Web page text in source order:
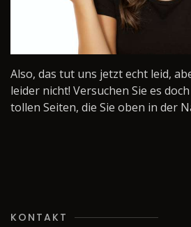
Also, das tut uns jetzt echt leid,
leider nicht! Versuchen Sie es
tollen Seiten, die Sie oben in der
KONTAKT